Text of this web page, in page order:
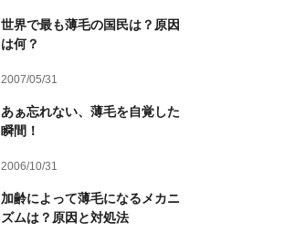
世界で最も薄毛の国民は？原因
は何？
2007/05/31
あぁ忘れない、薄毛を自覚した
瞬間！
2006/10/31
加齢によって薄毛になるメカニ
ズムは？原因と対処法